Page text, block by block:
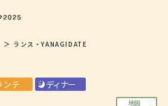
ランス・YANAGIDATE
ンチ ディナー
地図